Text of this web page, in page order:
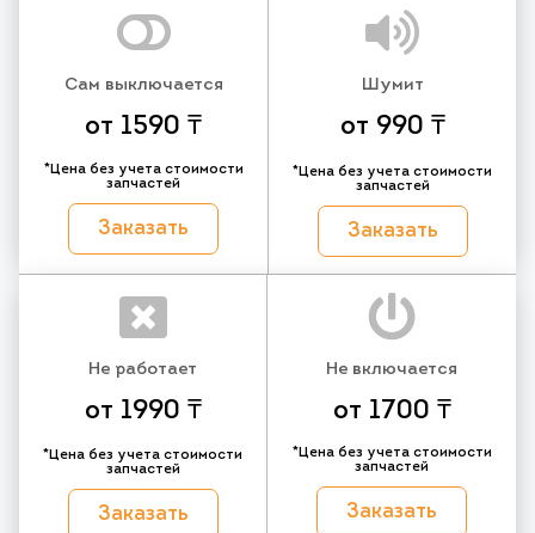
Сам выключается
от 1590 ₸
*Цена без учета стоимости
запчастей
Заказать
Шумит
от 990 ₸
*Цена без учета стоимости
запчастей
Заказать
Не работает
от 1990 ₸
*Цена без учета стоимости
запчастей
Заказать
Не включается
от 1700 ₸
*Цена без учета стоимости
запчастей
Заказать